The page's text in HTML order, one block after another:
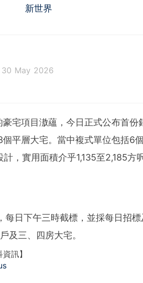
新世界
30 May 2026
宅項目滶蘊，今日正式公布首份
平層大宅。當中複式單位包括6
，實用面積介乎1,135至2,185方呎
日下午三時截標，並採每日招
及三、四房大宅。
訊】